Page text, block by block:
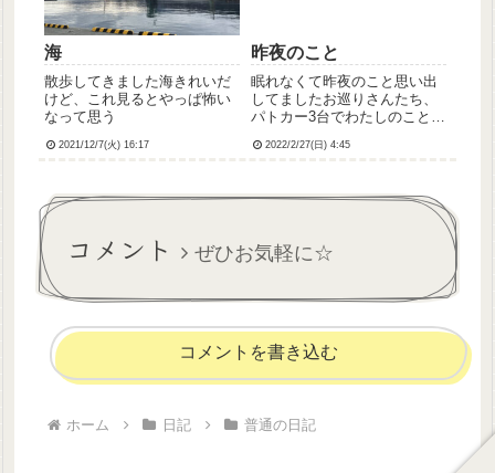
海
散歩してきました海きれいだ
けど、これ見るとやっぱ怖い
なって思う
2021/12/7(火) 16:17
昨夜のこと
眠れなくて昨夜のこと思い出
してましたお巡りさんたち、
パトカー3台でわたしのこと探
されたあと、いろいろ話も聞
署に電話してくれればお話聞
みな...
2022/2/27(日) 4:45
コメント ぜひお気軽に☆
コメントを書き込む
ホーム 日記 普通の日記